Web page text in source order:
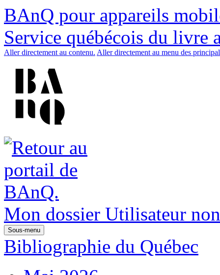
BAnQ pour appareils
Service québécois du livre
Aller directement au contenu. Aller directement au menu des
Mon dossier Utilisateur
Sous-menu
Bibliographie du Québec